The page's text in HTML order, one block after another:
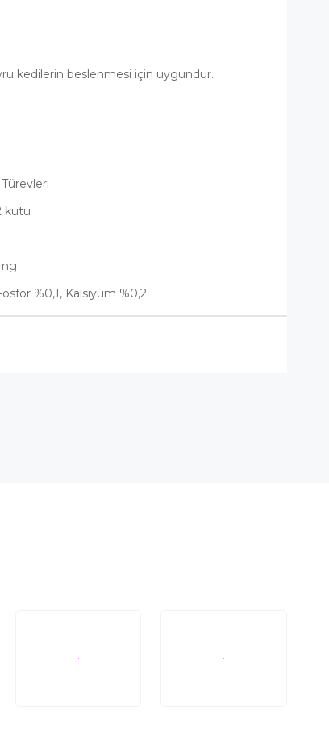
kedilerin beslenmesi için uygundur.
kutu
%0,1, Kalsiyum %0,2